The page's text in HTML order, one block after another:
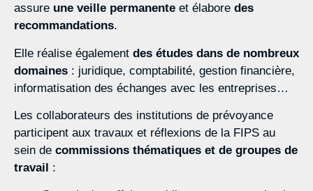
assure une veille permanente et élabore des
recommandations.
Elle réalise également des études dans de nombreux
domaines : juridique, comptabilité, gestion financière,
informatisation des échanges avec les entreprises…
Les collaborateurs des institutions de prévoyance
participent aux travaux et réflexions de la FIPS au
sein de commissions thématiques et de groupes de
travail :